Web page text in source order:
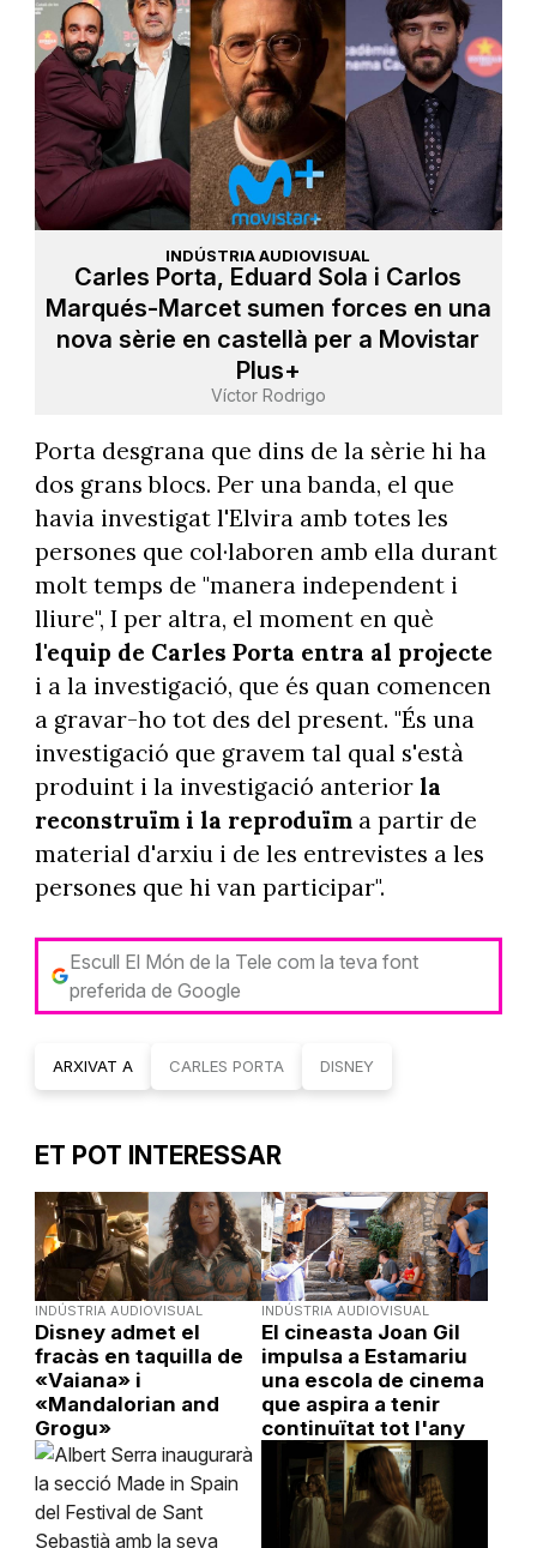
INDÚSTRIA AUDIOVISUAL
Carles Porta, Eduard Sola i Carlos
Marqués-Marcet sumen forces en una
nova sèrie en castellà per a Movistar
Plus+
Víctor Rodrigo
Porta desgrana que dins de la sèrie hi ha
dos grans blocs. Per una banda, el que
havia investigat l'Elvira amb totes les
persones que col·laboren amb ella durant
molt temps de "manera independent i
lliure", I per altra, el moment en què
l'equip de Carles Porta entra al projecte
i a la investigació, que és quan comencen
a gravar-ho tot des del present. "És una
investigació que gravem tal qual s'està
produint i la investigació anteriorla
reconstruïm i la reproduïma partir de
material d'arxiu i de les entrevistes a les
persones que hi van participar".
Escull El Món de la Tele com la teva font
preferida de Google
ARXIVAT A CARLES PORTA DISNEY
ET POT INTERESSAR
INDÚSTRIA AUDIOVISUAL
Disney admet el
fracàs en taquilla de
«Vaiana» i
«Mandalorian and
Grogu»
INDÚSTRIA AUDIOVISUAL
El cineasta Joan Gil
impulsa a Estamariu
una escola de cinema
que aspira a tenir
continuïtat tot l'any